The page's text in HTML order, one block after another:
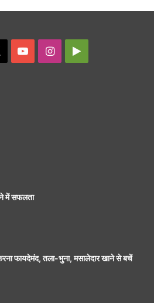
YouTubeInstagram
में सफलता
फायदेमंद, तला-भुना, मसालेदार खाने से बचें